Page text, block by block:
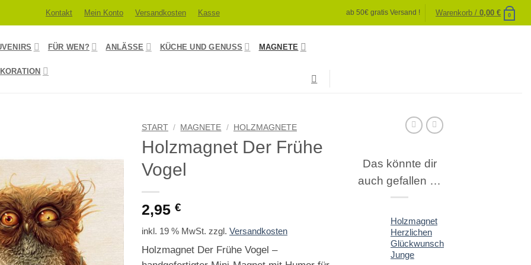
Kontakt Mein Konto Versandkosten Kasse ab 50€ gratis Versand ! Warenkorb /0,00€ 0
FÜR WEN? ANLÄSSE KÜCHE UND GENUSS MAGNETE
START / MAGNETE / HOLZMAGNETE
Holzmagnet Der Frühe
Vogel
2,95 €
inkl. 19 % MwSt. zzgl. Versandkosten
Holzmagnet Der Frühe Vogel –
Das könnte dir
auch gefallen …
Holzmagnet
Herzlichen
Glückwunsch
Junge